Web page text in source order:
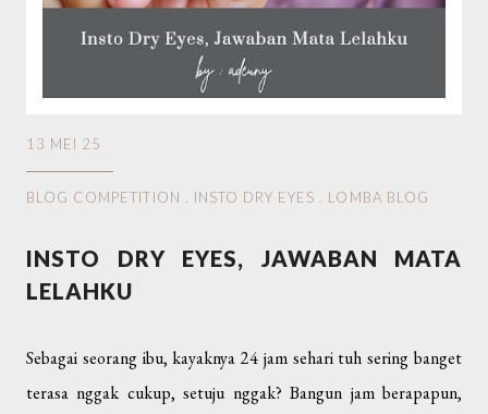
13 MEI 25
BLOG COMPETITION INSTO DRY EYES LOMBA BLOG
INSTO DRY EYES, JAWABAN MATA
LELAHKU
Sebagai seorang ibu, kayaknya 24 jam sehari tuh sering banget
terasa nggak cukup, setuju nggak? Bangun jam berapapun,